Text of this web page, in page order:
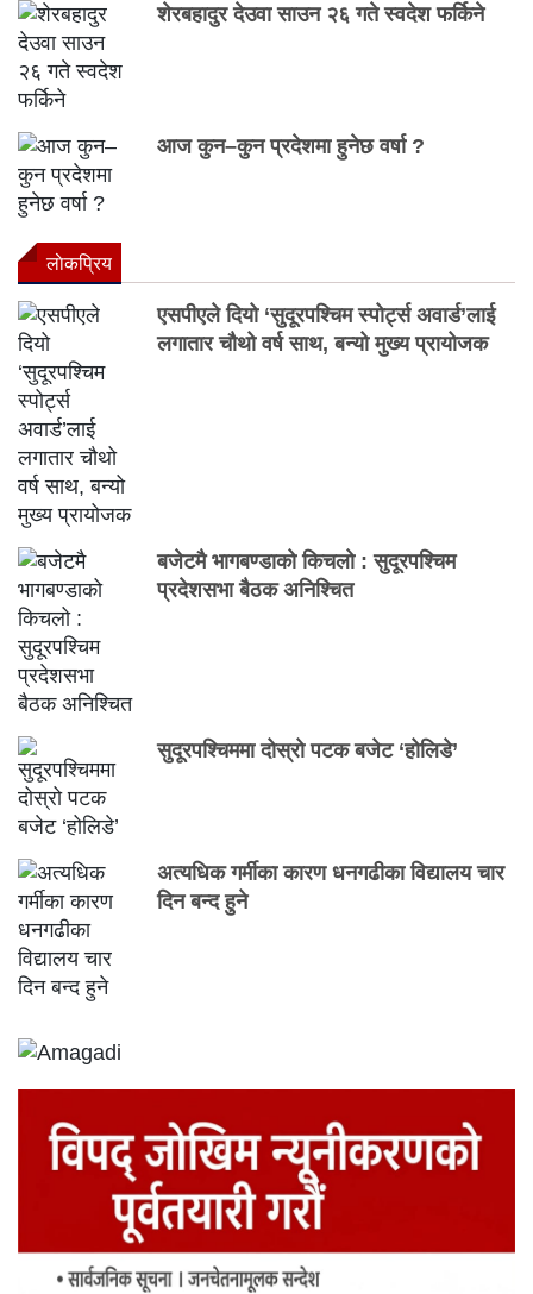
शेरबहादुर देउवा साउन २६ गते स्वदेश फर्किने
आज कुन–कुन प्रदेशमा हुनेछ वर्षा ?
लाेकप्रिय
एसपीएले दियो ‘सुदूरपश्चिम स्पोर्ट्स अवार्ड’लाई
लगातार चौथो वर्ष साथ, बन्यो मुख्य प्रायोजक
बजेटमै भागबण्डाको किचलो : सुदूरपश्चिम
प्रदेशसभा बैठक अनिश्चित
सुदूरपश्चिममा दोस्रो पटक बजेट ‘होलिडे’
अत्यधिक गर्मीका कारण धनगढीका विद्यालय चार
दिन बन्द हुने